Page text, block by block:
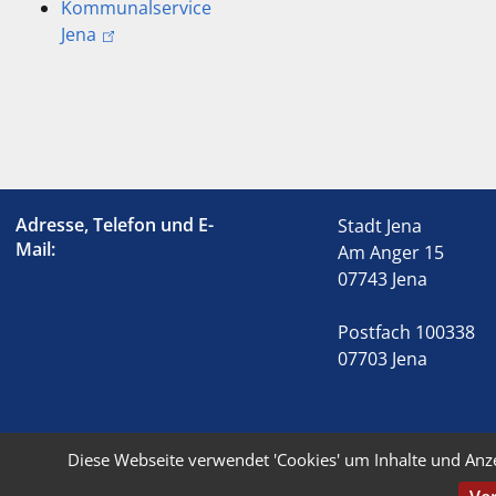
Kommunalservice
Jena
Adresse, Telefon und E-
Mail:
Stadt Jena
Am Anger 15
07743 Jena
Postfach 100338
07703 Jena
Diese Webseite verwendet 'Cookies' um Inhalte und